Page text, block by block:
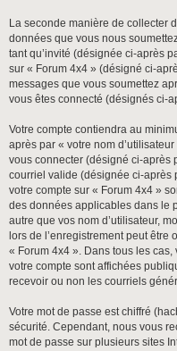
La seconde manière de collecter
données que vous nous
tant qu’invité (désignée ci-après
sur « Forum 4x4 » (désigné ci-
messages que vous soumettez
vous êtes connecté (désignés ci-
Votre compte contiendra au
après par « votre nom
vous connecter (désigné ci-après
courriel valide (désignée ci-après
votre compte sur « Forum 4x4 »
des données applicables dans le
autre que vos nom d’utilisateur,
lors de l’enregistrement peut
« Forum 4x4 ». Dans tous les
votre compte sont affichées
recevoir ou non les courriels
Votre mot de passe est chiffré
sécurité. Cependant, nous vous
mot de passe sur plusieurs sites